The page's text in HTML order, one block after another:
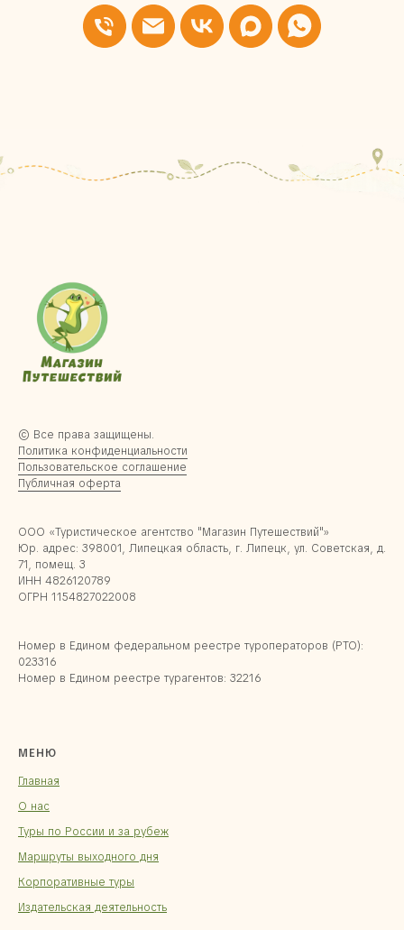
© Все права защищены.
Политика конфиденциальности
Пользовательское соглашение
Публичная оферта
ООО «Туристическое агентство "Магазин Путешествий"»
Юр. адрес: 398001, Липецкая область, г. Липецк, ул. Советская, д.
71, помещ. 3
ИНН 4826120789
ОГРН 1154827022008
Номер в Едином федеральном реестре туроператоров (РТО):
023316
Номер в Едином реестре турагентов: 32216
МЕНЮ
Главная
О нас
Туры по России и за рубеж
Маршруты выходного дня
Корпоративные туры
Издательская деятельность